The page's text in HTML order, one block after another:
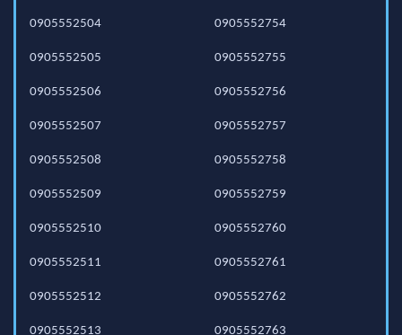
0905552504
0905552505
0905552506
0905552507
0905552508
0905552509
0905552510
0905552511
0905552512
0905552513
0905552754
0905552755
0905552756
0905552757
0905552758
0905552759
0905552760
0905552761
0905552762
0905552763